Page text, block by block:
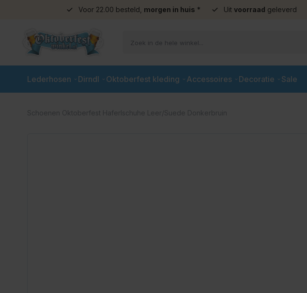
Voor 22.00 besteld, morgen in huis * Uit voorraad geleverd
Lederhosen Dirndl Oktoberfest kleding Accessoires Decoratie Sale
Schoenen Oktoberfest Haferlschuhe Leer/Suede Donkerbruin